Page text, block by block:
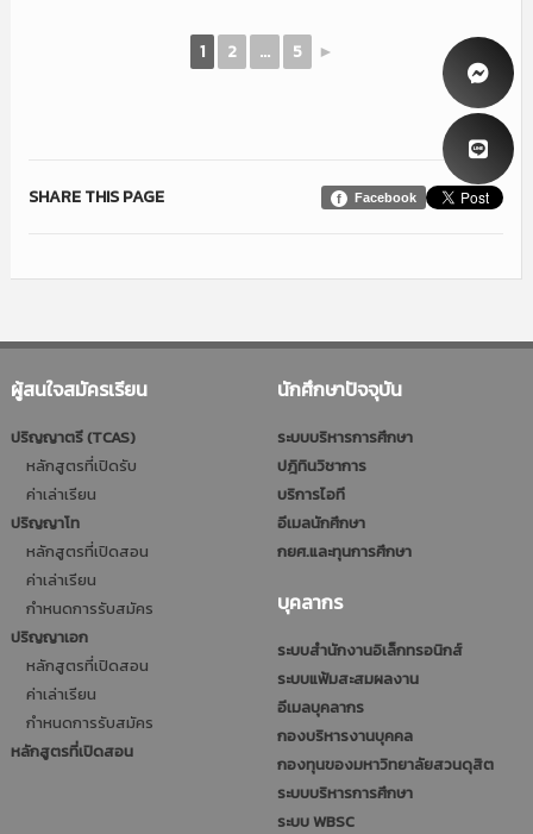
1 2 ... 5 ►
Facebook
SHARE THIS PAGE
ผู้สนใจสมัครเรียน
ปริญญาตรี (TCAS)
หลักสูตรที่เปิดรับ
ค่าเล่าเรียน
ปริญญาโท
หลักสูตรที่เปิดสอน
ค่าเล่าเรียน
กำหนดการรับสมัคร
ปริญญาเอก
หลักสูตรที่เปิดสอน
ค่าเล่าเรียน
กำหนดการรับสมัคร
หลักสูตรที่เปิดสอน
นักศึกษาปัจจุบัน
ระบบบริหารการศึกษา
ปฎิทินวิชาการ
บริการไอที
อีเมลนักศึกษา
กยศ.และทุนการศึกษา
บุคลากร
ระบบสำนักงานอิเล็กทรอนิกส์
ระบบแฟ้มสะสมผลงาน
อีเมลบุคลากร
กองบริหารงานบุคคล
กองทุนของมหาวิทยาลัยสวนดุสิต
ระบบบริหารการศึกษา
ระบบ WBSC